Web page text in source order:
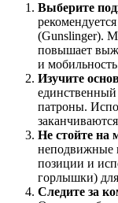
Выберите
(Gunslinger).
повышает
и
Изучите
единственный
патроны.
Не стойте на
неподвижные
позиции и
горлышки)
Следите за